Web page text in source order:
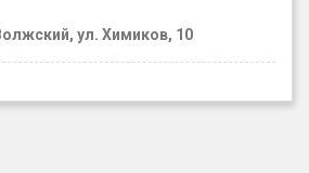
ул. Химиков, 10